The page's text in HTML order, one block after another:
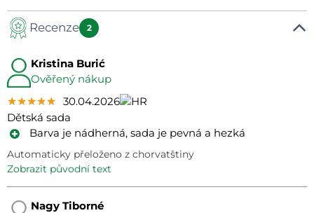
Recenze 2
Kristina Burić
Ověřený nákup
★★★★★
★★★★★
★★★★★ 30.04.2026
Dětská sada
Barva je nádherná, sada je pevná a hezká
Automaticky přeloženo z chorvatštiny
zobrazit původní text
Nagy Tiborné